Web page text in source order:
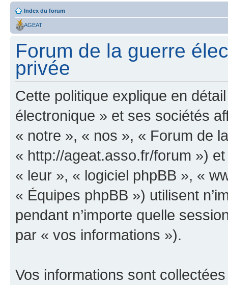
Index du forum
AGEAT
Forum de la guerre
privée
Cette politique explique en
électronique » et ses sociétés
« notre », « nos », « Forum de
« http://ageat.asso.fr/forum »)
« leur », « logiciel phpBB », «
« Équipes phpBB ») utilisent
pendant n’importe quelle
par « vos informations »).
Vos informations sont